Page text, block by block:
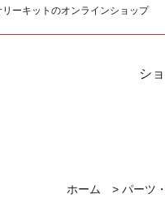
ーキットのオンラインショップ
シ
ホーム > パーツ